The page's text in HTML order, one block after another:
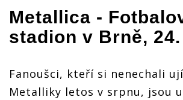
Metallica -
stadion v Brně, 24.
Fanoušci, kteří si nenechali
Metalliky letos v srpnu, jsou